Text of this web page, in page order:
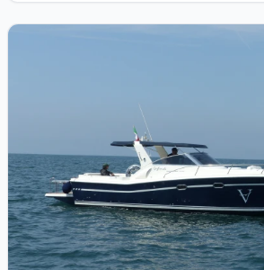
View details for Gagliotta - GAGLIARDO 37